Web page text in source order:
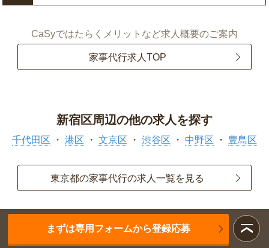
CaSyではたらくメリットなど求人概要のご案内
家事代行求人TOP
新宿区周辺の他の求人を探す
千代田区 港区 文京区 渋谷区 中野区 豊島区
東京都の家事代行の求人一覧を見る
まずは専用フォームから登録応募